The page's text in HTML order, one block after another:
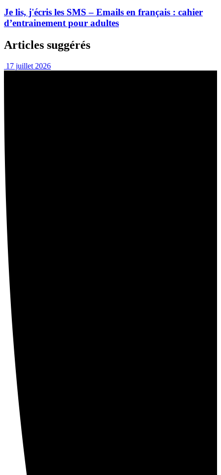
Je lis, j'écris les SMS – Emails en français : cahier
d’entrainement pour adultes
Articles suggérés
17 juillet 2026